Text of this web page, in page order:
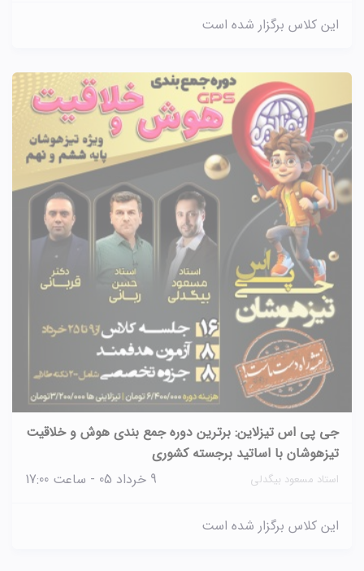
این کلاس برگزار شده است
جی پی اس تیزلاین: برترین دوره جمع بندی هوش و خلاقیت
تیزهوشان با اساتید برجسته کشوری
استاد مسعود بیگدلی 9 خرداد 05 - ساعت 17:00
این کلاس برگزار شده است